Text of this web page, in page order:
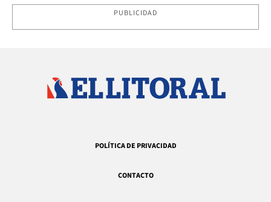
PUBLICIDAD
POLÍTICA DE PRIVACIDAD
CONTACTO